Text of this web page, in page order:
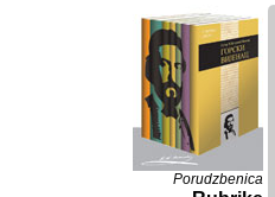
Porudzbenica